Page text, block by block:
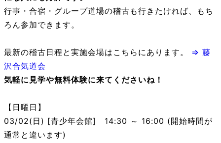
行事・合宿・グループ道場の稽古も行きたければ、もち
ろん参加できます。
最新の稽古日程と実施会場はこちらにあります。 ⇒ 藤
沢合気道会
気軽に見学や無料体験に来てくださいね！
【日曜日】
03/02(日) [青少年会館] 14:30 ～ 16:00 (開始時間が
通常と違います)